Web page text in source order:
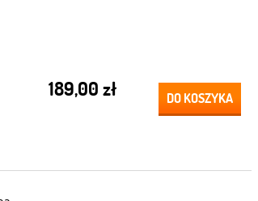
189,00 zł DO KOSZYKA